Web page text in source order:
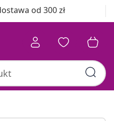
Darmowa dostawa od 300 zł